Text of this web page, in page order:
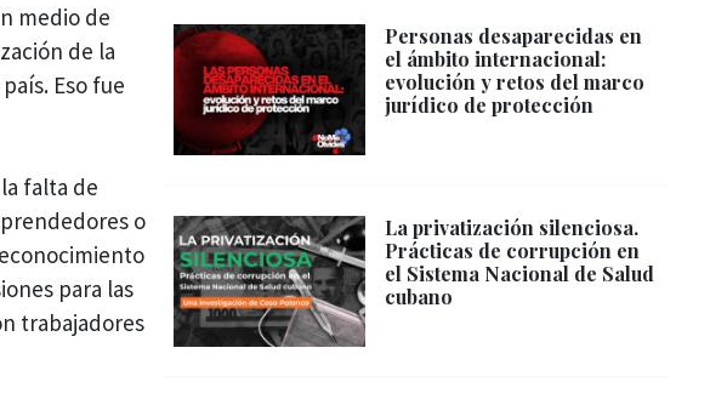
medio de
de la
Eso fue
falta de
o
para las
trabajadores
Personas desaparecidas en
el ámbito internacional:
evolución y retos del marco
jurídico de protección
La privatización silenciosa.
Prácticas de corrupción en
el Sistema Nacional de Salud
cubano